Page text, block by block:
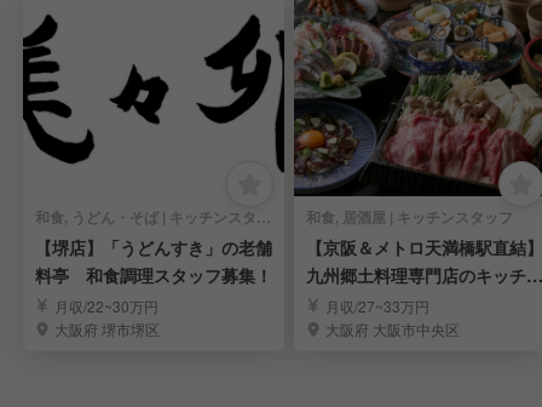
和食, うどん・そば | キッチンスタッフ
【堺店】「うどんすき」の老舗
料亭 和食調理スタッフ募集！
月収/22~30万円
大阪府 堺市堺区
和食, 居酒屋 | キッチンスタッフ
【京阪＆メトロ天満橋駅直結】
九州郷土料理専門店のキッチン
スタッフ《月9休》
月収/27~33万円
大阪府 大阪市中央区